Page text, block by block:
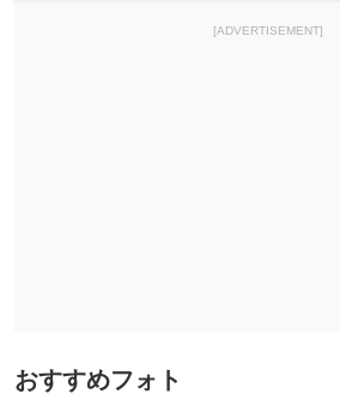
[ADVERTISEMENT]
おすすめフォト